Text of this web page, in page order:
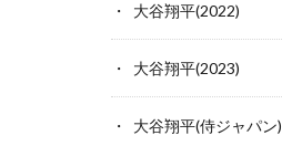
大谷翔平(2022)
大谷翔平(2023)
大谷翔平(侍ジャパン)